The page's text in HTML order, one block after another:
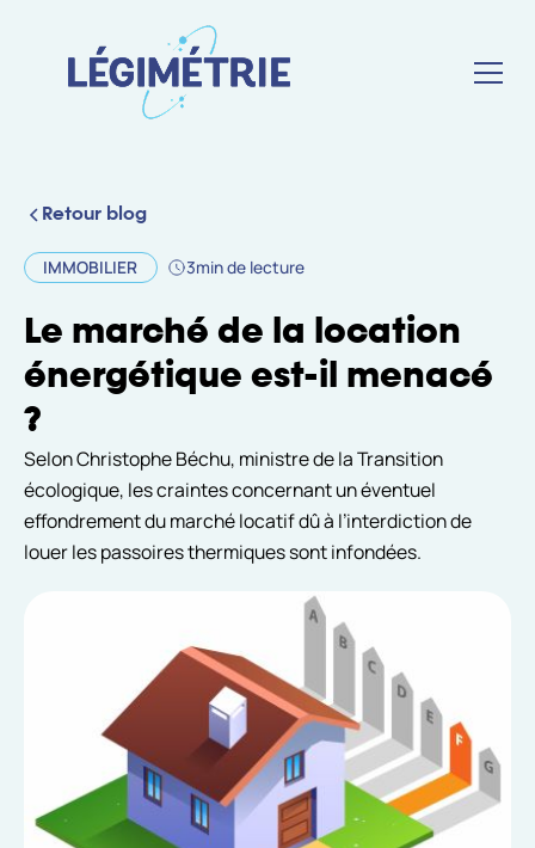
Retour blog
IMMOBILIER 3min de lecture
Le marché de la location
énergétique est-il menacé
?
Selon Christophe Béchu, ministre de la Transition
écologique, les craintes concernant un éventuel
effondrement du marché locatif dû à l’interdiction de
louer les passoires thermiques sont infondées.